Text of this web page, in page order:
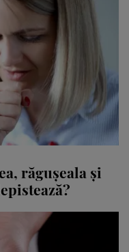
răgușeala și